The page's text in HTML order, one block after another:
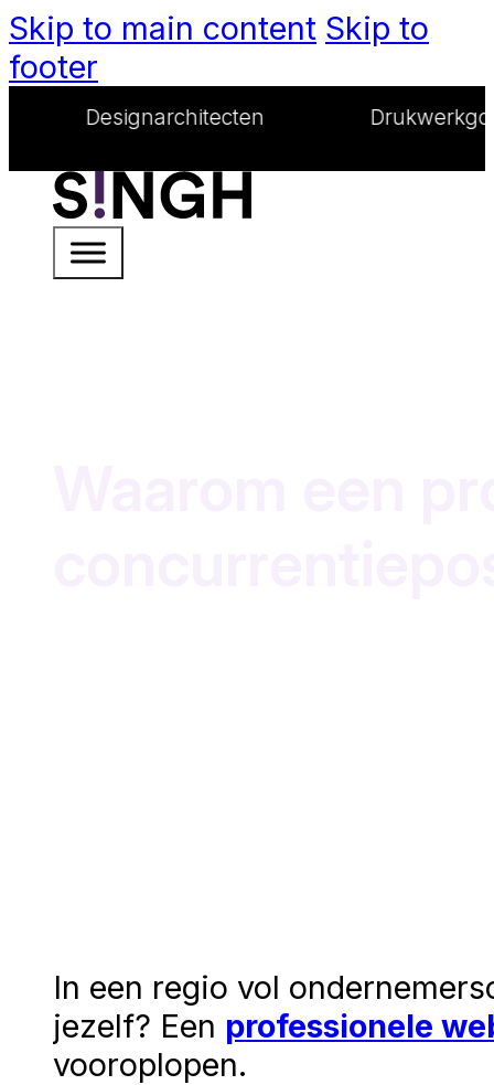
Skip to main content Skip to
footer
Drukwerkgoeroes
In een regio vol
jezelf? Een professionele
vooroplopen.